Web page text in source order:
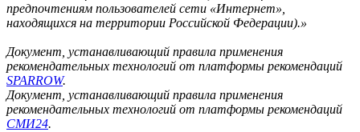
предпочтениям пользователей сети «Интернет»,
находящихся на территории Российской Федерации).»
Документ, устанавливающий правила применения
рекомендательных технологий от платформы рекомендаций
SPARROW.
Документ, устанавливающий правила применения
рекомендательных технологий от платформы рекомендаций
СМИ24.